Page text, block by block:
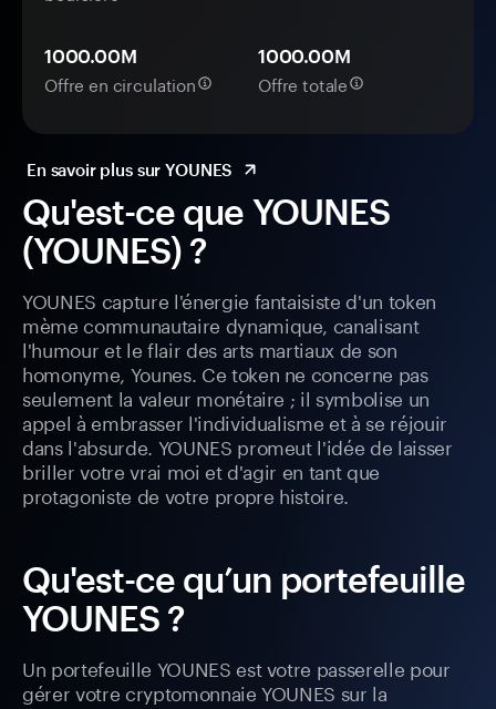
Qu'est-ce que YOUNES
(YOUNES) ?
YOUNES capture l'énergie fantaisiste d'un token
mème communautaire dynamique, canalisant
l'humour et le flair des arts martiaux de son
homonyme, Younes. Ce token ne concerne pas
seulement la valeur monétaire ; il symbolise un
appel à embrasser l'individualisme et à se réjouir
dans l'absurde. YOUNES promeut l'idée de laisser
briller votre vrai moi et d'agir en tant que
protagoniste de votre propre histoire.
Qu'est-ce qu’un portefeuille
YOUNES ?
Un portefeuille YOUNES est votre passerelle pour
gérer votre cryptomonnaie YOUNES sur la
1000.00M
Offre en circulation
1000.00M
Offre totale
En savoir plus sur YOUNES